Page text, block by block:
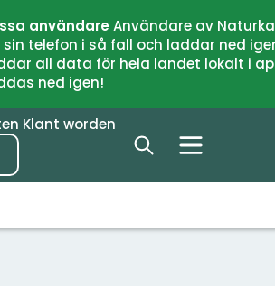
användareAnvändare av
telefon i så fall och laddar ned
all data för hela landet lokalt i
ned igen!
Klant worden